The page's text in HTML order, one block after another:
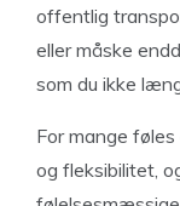
offentlig
eller måske
som du ikke
For mange
og fleksibilitet,